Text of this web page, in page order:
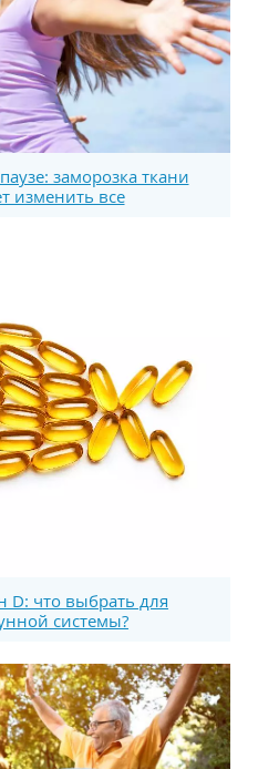
заморозка ткани
изменить все
D: что выбрать для
системы?